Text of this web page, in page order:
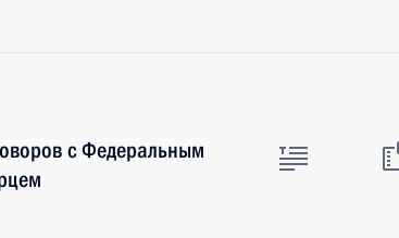
с Федеральным